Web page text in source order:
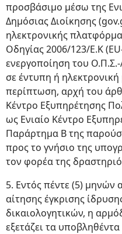
προσβάσιμο μέσω της
Δημόσιας Διοίκησης
ηλεκτρονικής
Οδηγίας 2006/123/Ε.Κ
ενεργοποίηση του
σε έντυπη ή
περίπτωση, αρχή του
Κέντρο Εξυπηρέτησης
ως Ενιαίο Κέντρο
Παράρτημα Β της
προς το γνήσιο της
τον φορέα της
5. Εντός πέντε (5)
αίτησης έγκρισης
δικαιολογητικών, η
εξετάζει τα